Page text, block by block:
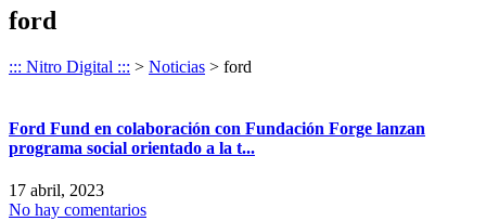
ford
::: Nitro Digital ::: > Noticias > ford
Ford Fund en colaboración con Fundación Forge lanzan
programa social orientado a la t...
17 abril, 2023
No hay comentarios